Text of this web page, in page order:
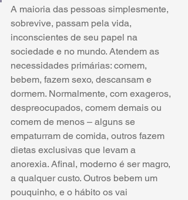
A maioria das pessoas simplesmente,
sobrevive, passam pela vida,
inconscientes de seu papel na
sociedade e no mundo. Atendem as
necessidades primárias: comem,
bebem, fazem sexo, descansam e
dormem. Normalmente, com exageros,
despreocupados, comem demais ou
comem de menos – alguns se
empaturram de comida, outros fazem
dietas exclusivas que levam a
anorexia. Afinal, moderno é ser magro,
a qualquer custo. Outros bebem um
pouquinho, e o hábito os vai